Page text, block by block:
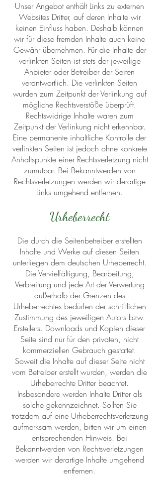
Unser Angebot enthält Links zu externen
Websites Dritter, auf deren Inhalte wir
keinen Einfluss haben. Deshalb können
wir für diese fremden Inhalte auch keine
Gewähr übernehmen. Für die Inhalte der
verlinkten Seiten ist stets der jeweilige
Anbieter oder Betreiber der Seiten
verantwortlich. Die verlinkten Seiten
wurden zum Zeitpunkt der Verlinkung auf
mögliche Rechtsverstöße überprüft.
Rechtswidrige Inhalte waren zum
Zeitpunkt der Verlinkung nicht erkennbar.
Eine permanente inhaltliche Kontrolle der
verlinkten Seiten ist jedoch ohne konkrete
Anhaltspunkte einer Rechtsverletzung nicht
zumutbar. Bei Bekanntwerden von
Rechtsverletzungen werden wir derartige
Links umgehend entfernen.
Urheberrecht
Die durch die Seitenbetreiber erstellten
Inhalte und Werke auf diesen Seiten
unterliegen dem deutschen Urheberrecht.
Die Vervielfältigung, Bearbeitung,
Verbreitung und jede Art der Verwertung
außerhalb der Grenzen des
Urheberrechtes bedürfen der schriftlichen
Zustimmung des jeweiligen Autors bzw.
Erstellers. Downloads und Kopien dieser
Seite sind nur für den privaten, nicht
kommerziellen Gebrauch gestattet.
Soweit die Inhalte auf dieser Seite nicht
vom Betreiber erstellt wurden, werden die
Urheberrechte Dritter beachtet.
Insbesondere werden Inhalte Dritter als
solche gekennzeichnet. Sollten Sie
trotzdem auf eine Urheberrechtsverletzung
aufmerksam werden, bitten wir um einen
entsprechenden Hinweis. Bei
Bekanntwerden von Rechtsverletzungen
werden wir derartige Inhalte umgehend
entfernen.